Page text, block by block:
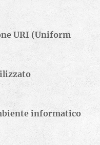
URI (Uniform
informatico